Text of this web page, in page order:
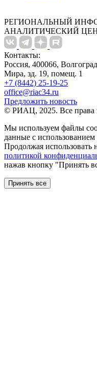
РЕГИОНАЛЬНЫЙ
АНАЛИТИЧЕСКИЙ
Контакты:
Россия, 400066,
Мира, зд. 19, помещ. 1
+7 (8442) 25-19-25
office@riac34.ru
Предложить новость
© РИАЦ, 2025. Все
Мы используем файлы
данные с
Продолжая использовать
политикой
нажав кнопку "Принять
Принять все